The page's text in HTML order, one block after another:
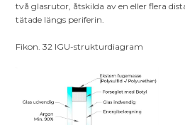
två glasrutor, åtskilda av en eller flera
tätade längs periferin.
Fikon. 32 IGU-strukturdiagram